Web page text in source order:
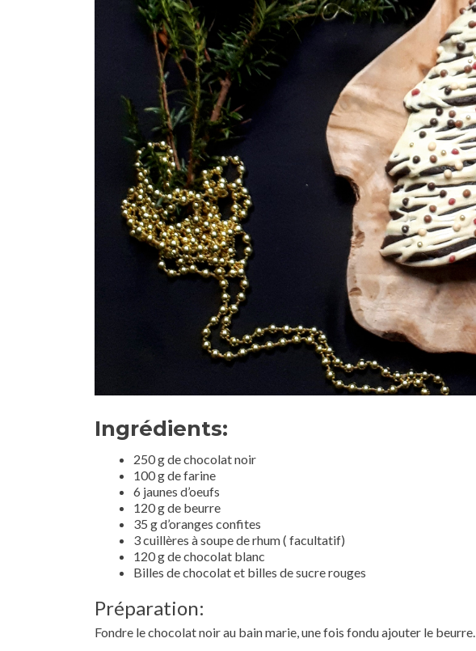
Ingrédients:
250 g de chocolat noir
100 g de farine
6 jaunes d’oeufs
120 g de beurre
35 g d’oranges confites
3 cuillères à soupe de rhum ( facultatif)
120 g de chocolat blanc
Billes de chocolat et billes de sucre rouges
Préparation:
Fondre le chocolat noir au bain marie, une fois fondu ajouter le beurre.